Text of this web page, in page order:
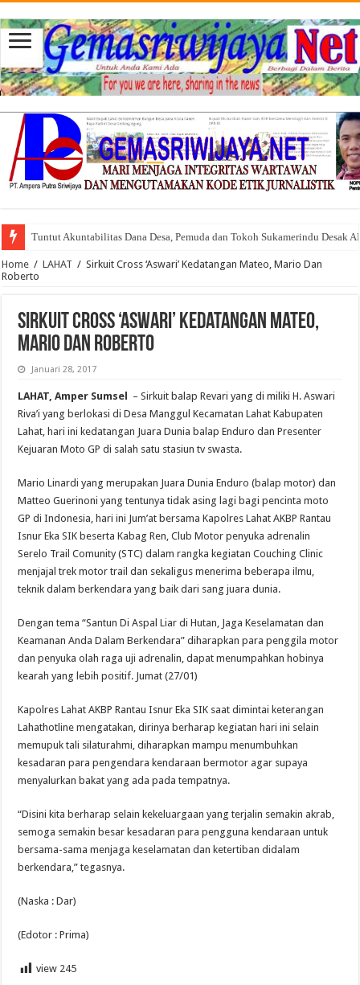
Tuntut Akuntabilitas Dana Desa, Pemuda dan Tokoh Sukamerindu Desak
Home / LAHAT / Sirkuit Cross ‘Aswari’ Kedatangan Mateo, Mario Dan
Roberto
Sirkuit Cross ‘Aswari’ Kedatangan Mateo,
Mario Dan Roberto
Januari 28, 2017
LAHAT, Amper Sumsel
– Sirkuit balap Revari yang di miliki H. Aswari
Riva’i yang berlokasi di Desa Manggul Kecamatan Lahat Kabupaten
Lahat, hari ini kedatangan Juara Dunia balap Enduro dan Presenter
Kejuaran Moto GP di salah satu stasiun tv swasta.
Mario Linardi yang merupakan Juara Dunia Enduro (balap motor) dan
Matteo Guerinoni yang tentunya tidak asing lagi bagi pencinta moto
GP di Indonesia, hari ini Jum’at bersama Kapolres Lahat AKBP Rantau
Isnur Eka SIK beserta Kabag Ren, Club Motor penyuka adrenalin
Serelo Trail Comunity (STC) dalam rangka kegiatan Couching Clinic
menjajal trek motor trail dan sekaligus menerima beberapa ilmu,
teknik dalam berkendara yang baik dari sang juara dunia.
Dengan tema “Santun Di Aspal Liar di Hutan, Jaga Keselamatan dan
Keamanan Anda Dalam Berkendara” diharapkan para penggila motor
dan penyuka olah raga uji adrenalin, dapat menumpahkan hobinya
kearah yang lebih positif. Jumat (27/01)
Kapolres Lahat AKBP Rantau Isnur Eka SIK saat dimintai keterangan
Lahathotline mengatakan, dirinya berharap kegiatan hari ini selain
memupuk tali silaturahmi, diharapkan mampu menumbuhkan
kesadaran para pengendara kendaraan bermotor agar supaya
menyalurkan bakat yang ada pada tempatnya.
“Disini kita berharap selain kekeluargaan yang terjalin semakin akrab,
semoga semakin besar kesadaran para pengguna kendaraan untuk
bersama-sama menjaga keselamatan dan ketertiban didalam
berkendara,” tegasnya.
(Naska : Dar)
(Edotor : Prima)
view 245